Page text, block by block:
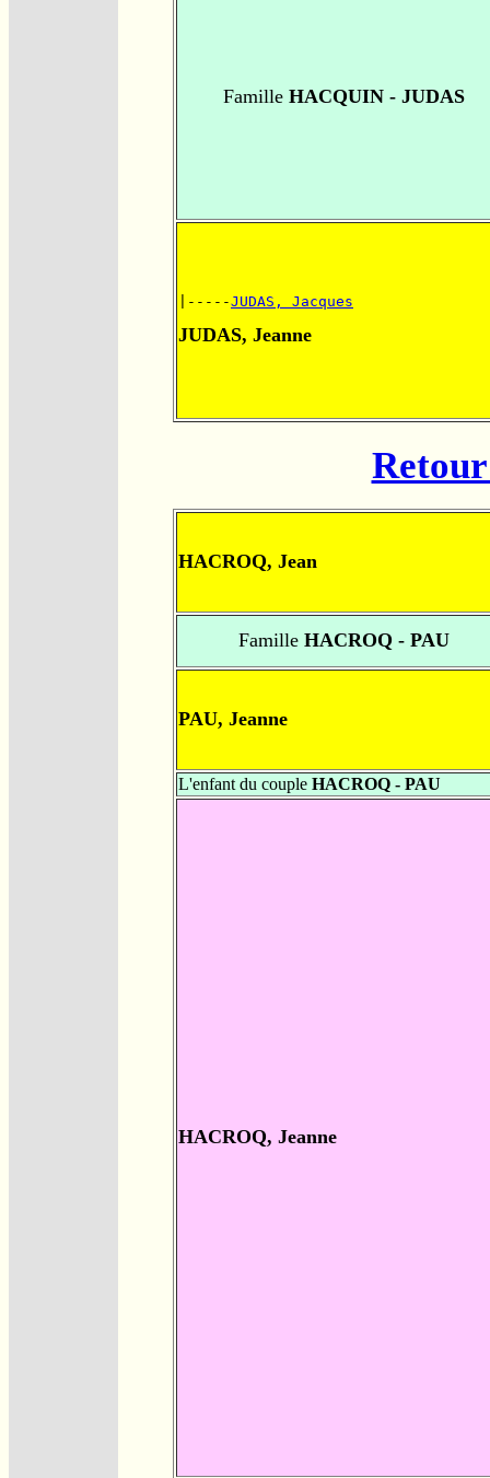
Famille HACQUIN - JUDAS
|-----JUDAS, Jacques
JUDAS, Jeanne
HACROQ, Jean
Famille HACROQ - PAU
PAU, Jeanne
L'enfant du couple HACROQ - PAU
HACROQ, Jeanne